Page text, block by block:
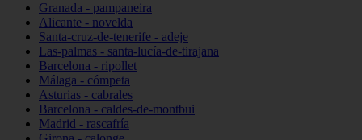
Granada - pampaneira
Alicante - novelda
Santa-cruz-de-tenerife - adeje
Las-palmas - santa-lucía-de-tirajana
Barcelona - ripollet
Málaga - cómpeta
Asturias - cabrales
Barcelona - caldes-de-montbui
Madrid - rascafría